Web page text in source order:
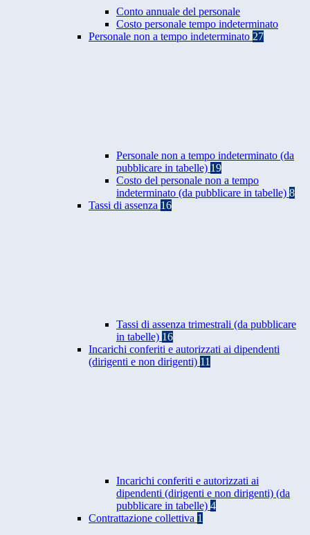
Conto annuale del personale
Costo personale tempo indeterminato
Personale non a tempo indeterminato 27
Personale non a tempo indeterminato (da
pubblicare in tabelle) 19
Costo del personale non a tempo
indeterminato (da pubblicare in tabelle) 8
Tassi di assenza 16
Tassi di assenza trimestrali (da pubblicare
in tabelle) 16
Incarichi conferiti e autorizzati ai dipendenti
(dirigenti e non dirigenti) 11
Incarichi conferiti e autorizzati ai
dipendenti (dirigenti e non dirigenti) (da
pubblicare in tabelle) 4
Contrattazione collettiva 1